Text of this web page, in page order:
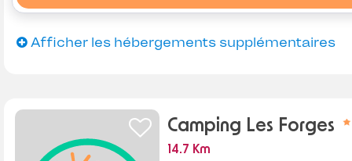
Afficher les hébergements supplémentaires
Camping Les Forges
14.7 Km